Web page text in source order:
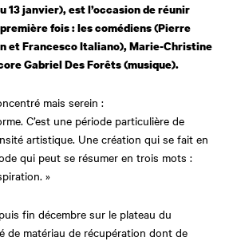
13 janvier), est l’occasion de réunir
fois : les comédiens (Pierre
et Francesco Italiano), Marie-Christine
Gabriel Des Forêts (musique).
mais serein :
C’est une période particulière de
artistique. Une création qui se fait en
qui peut se résumer en trois mots :
»
fin décembre sur le plateau du
de matériau de récupération dont de